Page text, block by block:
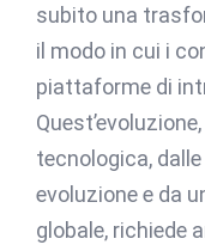
subito una
il modo in cui i
piattaforme di
tecnologica,
evoluzione e da
globale, richiede